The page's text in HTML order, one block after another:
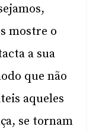
mostre o
a sua
que não
aqueles
se tornam